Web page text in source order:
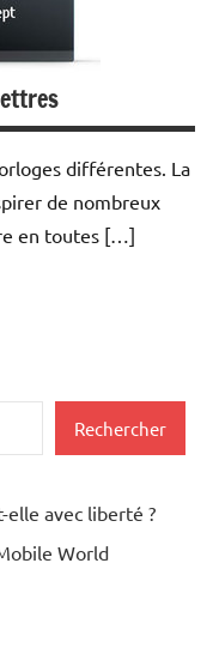
différentes. La
de nombreux
en toutes […]
Rechercher
elle avec liberté ?
World